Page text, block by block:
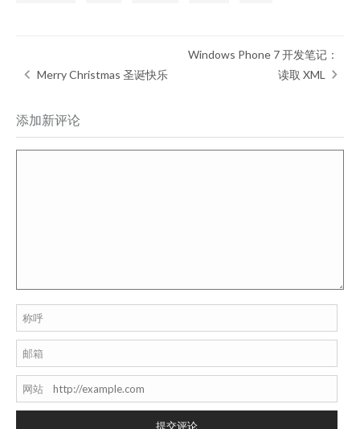
Merry Christmas 圣诞快乐
Windows Phone 7 开发笔记：
读取 XML
添加新评论
称呼
邮箱
网站
提交评论